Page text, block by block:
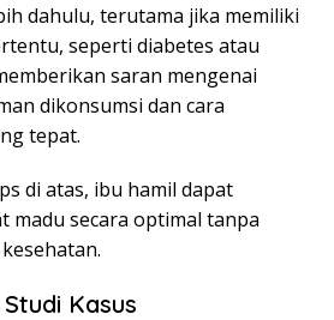
dahulu, terutama jika memiliki
seperti diabetes atau
saran mengenai
dikonsumsi dan cara
tepat.
di atas, ibu hamil dapat
madu secara optimal tanpa
Kasus